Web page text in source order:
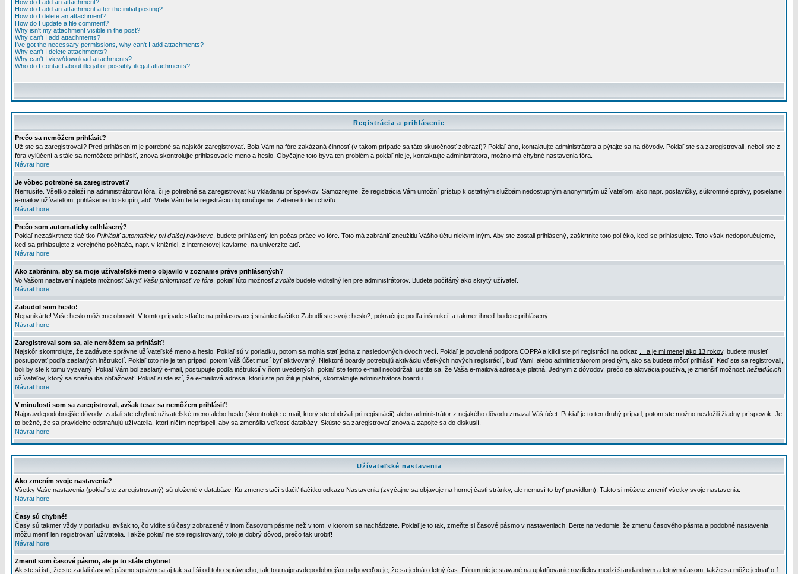
How do I add an attachment?
How do I add an attachment after the initial posting?
How do I delete an attachment?
How do I update a file comment?
Why isn't my attachment visible in the post?
Why can't I add attachments?
I've got the necessary permissions, why can't I add attachments?
Why can't I delete attachments?
Why can't I view/download attachments?
Who do I contact about illegal or possibly illegal attachments?
Registrácia a prihlásenie
Prečo sa nemôžem prihlásiť?
Už ste sa zaregistrovali? Pred prihlásením je potrebné sa najskôr zaregistrovať. Bola Vám na fóre zakázaná činnosť (v takom prípade sa táto skutočnosť zobrazí)? Pokiaľ áno, kontaktujte administrátora a pýtajte sa na dôvody. Pokiaľ ste sa zaregistrovali, neboli ste z
fóra vylúčení a stále sa nemôžete prihlásiť, znova skontrolujte prihlasovacie meno a heslo. Obyčajne toto býva ten problém a pokiaľ nie je, kontaktujte administrátora, možno má chybné nastavenia fóra.
Návrat hore
Je vôbec potrebné sa zaregistrovať?
Nemusíte. Všetko záleží na administrátorovi fóra, či je potrebné sa zaregistrovať ku vkladaniu príspevkov. Samozrejme, že registrácia Vám umožní prístup k ostatným službám nedostupným anonymným užívateľom, ako napr. postavičky, súkromné správy, posielanie
e-mailov užívateľom, prihlásenie do skupín, atď. Vrele Vám teda registráciu doporučujeme. Zaberie to len chvíľu.
Návrat hore
Prečo som automaticky odhlásený?
Pokiaľ nezaškrtnete tlačítko Prihlásiť automaticky pri ďalšej návšteve , budete prihlásený len počas práce vo fóre. Toto má zabrániť zneužitiu Vášho účtu niekým iným. Aby ste zostali prihlásený, zaškrtnite toto políčko, keď se prihlasujete. Toto však nedoporučujeme,
keď sa prihlasujete z verejného počítača, napr. v knižnici, z internetovej kaviarne, na univerzite atď.
Návrat hore
Ako zabránim, aby sa moje užívateľské meno objavilo v zozname práve prihlásených?
Vo Vašom nastavení nájdete možnosťSkryť Vašu prítomnosť vo fóre , pokiaľ túto možnosťzvolíte budete viditeľný len pre administrátorov. Budete počítáný ako skrytý užívateľ.
Návrat hore
Zabudol som heslo!
Nepanikárte! Vaše heslo môžeme obnovit. V tomto prípade stlačte na prihlasovacej stránke tlačítko Zabudli ste svoje heslo? , pokračujte podľa inštrukcií a takmer ihneď budete prihlásený.
Návrat hore
Zaregistroval som sa, ale nemôžem sa prihlásiť!
Najskôr skontrolujte, že zadávate správne užívateľské meno a heslo. Pokiaľ sú v poriadku, potom sa mohla stať jedna z nasledovných dvoch vecí. Pokiaľ je povolená podpora COPPA a klikli ste pri registrácii na odkaz
... a je mi menej ako 13 rokov, budete musieť
postupovať podľa zaslaných inštrukcií. Pokiaľ toto nie je ten prípad, potom Váš účet musí byť aktivovaný. Niektoré boardy potrebujú aktiváciu všetkých nových registrácií, buď Vami, alebo administrátorom pred tým, ako sa budete môcť prihlásiť. Keď ste sa registrovali,
boli by ste k tomu vyzvaný. Pokiaľ Vám bol zaslaný e-mail, postupujte podľa inštrukcií v ňom uvedených, pokiaľ ste tento e-mail neobdržali, uistite sa, že Vaša e-mailová adresa je platná. Jednym z dôvodov, prečo sa aktivácia používa, je zmenšiť možnosťnežiadúcich
užívateľov, ktorý sa snažia iba obťažovať. Pokiaľ si ste istí, že e-mailová adresa, ktorú ste použili je platná, skontaktujte administrátora boardu.
Návrat hore
V minulosti som sa zaregistroval, avšak teraz sa nemôžem prihlásiť!
Najpravdepodobnejšie dôvody: zadali ste chybné uživateľské meno alebo heslo (skontrolujte e-mail, ktorý ste obdržali pri registrácií) alebo administrátor z nejakého dôvodu zmazal Váš účet. Pokiaľ je to ten druhý prípad, potom ste možno nevložili žiadny príspevok. Je
to bežné, že sa pravidelne odstraňujú užívatelia, ktorí ničím neprispeli, aby sa zmenšila veľkosť databázy. Skúste sa zaregistrovať znova a zapojte sa do diskusií.
Návrat hore
Užívateľské nastavenia
Ako zmením svoje nastavenia?
Všetky Vaše nastavenia (pokiaľ ste zaregistrovaný) sú uložené v databáze. Ku zmene stačí stlačiť tlačítko odkazu Nastavenia (zvyčajne sa objavuje na hornej časti stránky, ale nemusí to byť pravidlom). Takto si môžete zmeniť všetky svoje nastavenia.
Návrat hore
Časy sú chybné!
Časy sú takmer vždy v poriadku, avšak to, čo vidíte sú časy zobrazené v inom časovom pásme než v tom, v ktorom sa nachádzate. Pokiaľ je to tak, zmeňte si časové pásmo v nastaveniach. Berte na vedomie, že zmenu časového pásma a podobné nastavenia
môžu meniť len registrovaní uživatelia. Takže pokiaľ nie ste registrovaný, toto je dobrý dôvod, prečo tak urobiť!
Návrat hore
Zmenil som časové pásmo, ale je to stále chybne!
Ak ste si istí, že ste zadali časové pásmo správne a aj tak sa líši od toho správneho, tak tou najpravdepodobnejšou odpoveďou je, že sa jedná o letný čas. Fórum nie je stavané na uplatňovanie rozdielov medzi štandardným a letným časom, takže sa môže jednať o 1